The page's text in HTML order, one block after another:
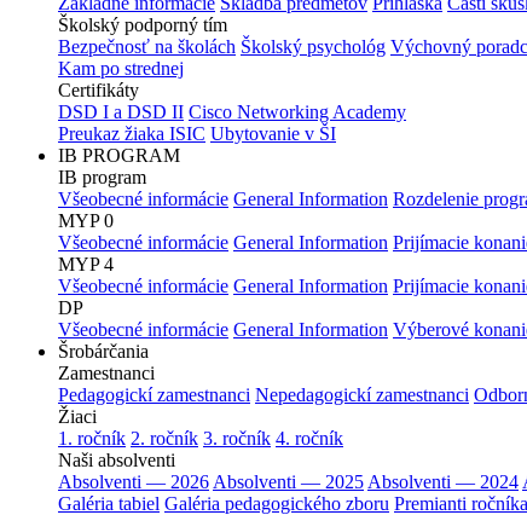
Školský podporný tím
Bezpečnosť na školách Školský psychológ Výchovný
Kam po strednej
Certifikáty
DSD I a DSD II Cisco Networking Academy
Preukaz žiaka ISIC Ubytovanie v ŠI
IB PROGRAM
IB program
Všeobecné informácie General Information Rozdelenie
MYP 0
Všeobecné informácie General Information Prijímacie
MYP 4
Všeobecné informácie General Information Prijímacie
DP
Všeobecné informácie General Information Výberové
Šrobárčania
Zamestnanci
Pedagogickí zamestnanci Nepedagogickí zamestnanci
Žiaci
1. ročník 2. ročník 3. ročník 4. ročník
Naši absolventi
Absolventi — 2026 Absolventi — 2025 Absolventi — 2024
Galéria tabiel Galéria pedagogického zboru Premianti ročníka